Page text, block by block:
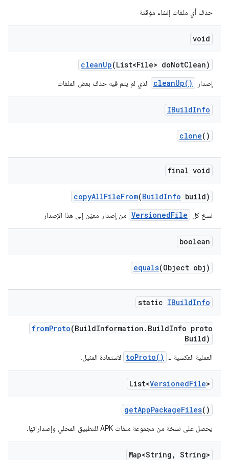
حذف أي ملفات إنشاء مؤقتة
void
cleanUp(List<File> doNotClean)
إصدار cleanUp() الذي لم يتم فيه حذف بعض الملفات
IBuildInfo
clone()
final void
copyAllFileFrom(BuildInfo build)
نسخ كل VersionedFile من إصدار معيّن إلى هذا الإصدار
boolean
equals(Object obj)
static IBuildInfo
fromProto(BuildInformation . BuildInfo proto
Build)
العملية العكسية لـ toProto() لاستعادة المثيل.
List<VersionedFile>
getAppPackageFiles()
يحصل على نسخة من مجموعة ملفات APK للتطبيق المحلي وإصداراتها.
Map<String , String>